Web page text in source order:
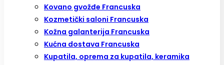
Kovano gvožđe Francuska
Kozmetički saloni Francuska
Kožna galanterija Francuska
Kućna dostava Francuska
Kupatila, oprema za kupatila, keramika